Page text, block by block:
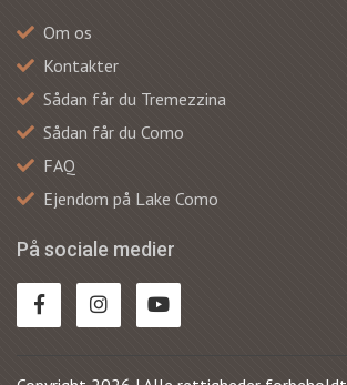
Om os
Kontakter
Sådan får du Tremezzina
Sådan får du Como
FAQ
Ejendom på Lake Como
På sociale medier